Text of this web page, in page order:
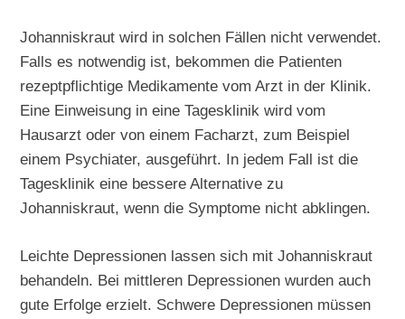
Johanniskraut wird in solchen Fällen nicht verwendet.
Falls es notwendig ist, bekommen die Patienten
rezeptpflichtige Medikamente vom Arzt in der Klinik.
Eine Einweisung in eine Tagesklinik wird vom
Hausarzt oder von einem Facharzt, zum Beispiel
einem Psychiater, ausgeführt. In jedem Fall ist die
Tagesklinik eine bessere Alternative zu
Johanniskraut, wenn die Symptome nicht abklingen.
Leichte Depressionen lassen sich mit Johanniskraut
behandeln. Bei mittleren Depressionen wurden auch
gute Erfolge erzielt. Schwere Depressionen müssen